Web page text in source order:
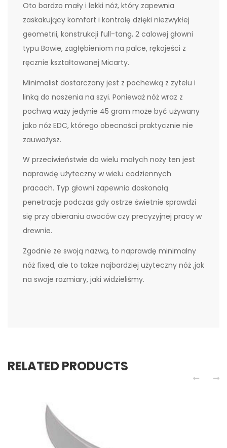
Oto bardzo mały i lekki nóż, który zapewnia
zaskakujący komfort i kontrolę dzięki niezwykłej
geometrii, konstrukcji full-tang, 2 calowej głowni
typu Bowie, zagłębieniom na palce, rękojeści z
ręcznie kształtowanej Micarty.
Minimalist dostarczany jest z pochewką z zytelu i
linką do noszenia na szyi. Ponieważ nóż wraz z
pochwą waży jedynie 45 gram może być używany
jako nóż EDC, którego obecności praktycznie nie
zauważysz.
W przeciwieństwie do wielu małych noży ten jest
naprawdę użyteczny w wielu codziennych
pracach. Typ głowni zapewnia doskonałą
penetrację podczas gdy ostrze świetnie sprawdzi
się przy obieraniu owoców czy precyzyjnej pracy w
drewnie.
Zgodnie ze swoją nazwą, to naprawdę minimalny
nóż fixed, ale to także najbardziej użyteczny nóż ,jak
na swoje rozmiary, jaki widzieliśmy.
RELATED PRODUCTS